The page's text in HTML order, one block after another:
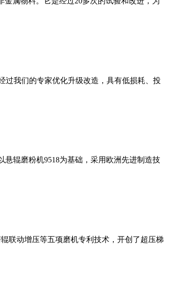
过我们的专家优化升级改造，具有低损耗、投
辊磨粉机9518为基础，采用欧洲先进制造技
联动增压等五项磨机专利技术，开创了超压梯